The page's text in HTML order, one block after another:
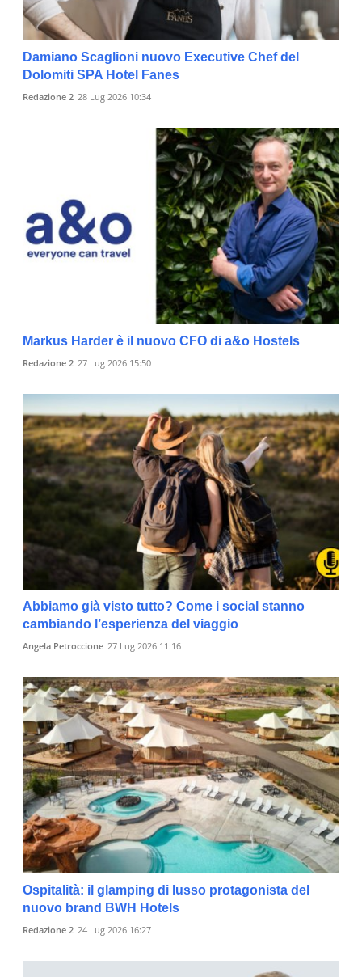
Damiano Scaglioni nuovo Executive Chef del
Dolomiti SPA Hotel Fanes
Redazione 2 28 Lug 2026 10:34
Markus Harder è il nuovo CFO di a&o Hostels
Redazione 2 27 Lug 2026 15:50
Abbiamo già visto tutto? Come i social stanno
cambiando l’esperienza del viaggio
Angela Petroccione 27 Lug 2026 11:16
Ospitalità: il glamping di lusso protagonista del
nuovo brand BWH Hotels
Redazione 2 24 Lug 2026 16:27